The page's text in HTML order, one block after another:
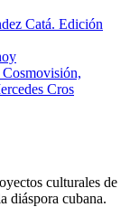
Catá. Edición
Cros
culturales de
diáspora cubana.